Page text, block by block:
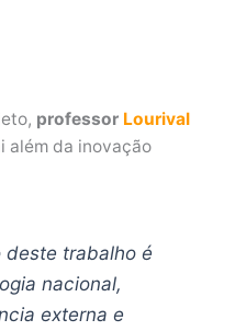
professorLourival
além da inovação
deste trabalho é
nacional,
externa e